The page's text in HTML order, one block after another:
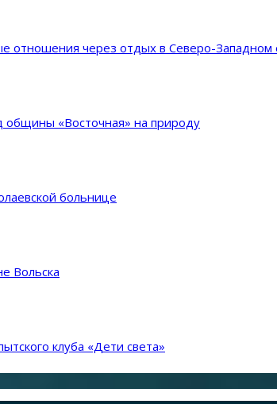
отношения через отдых в Северо-
«Восточная» на природу
больнице
Вольска
клуба «Дети света»